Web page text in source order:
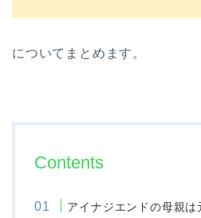
についてまとめます。
Contents
アイナジエンドの母親は